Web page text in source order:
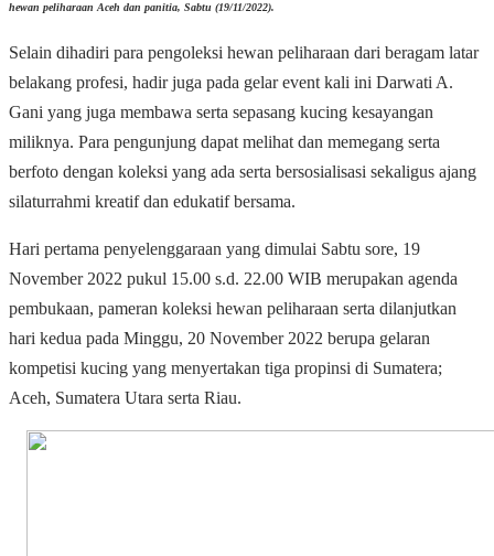
hewan peliharaan Aceh dan panitia, Sabtu (19/11/2022).
Selain dihadiri para pengoleksi hewan peliharaan dari beragam latar
belakang profesi, hadir juga pada gelar event kali ini Darwati A.
Gani yang juga membawa serta sepasang kucing kesayangan
miliknya. Para pengunjung dapat melihat dan memegang serta
berfoto dengan koleksi yang ada serta bersosialisasi sekaligus ajang
silaturrahmi kreatif dan edukatif bersama.
Hari pertama penyelenggaraan yang dimulai Sabtu sore, 19
November 2022 pukul 15.00 s.d. 22.00 WIB merupakan agenda
pembukaan, pameran koleksi hewan peliharaan serta dilanjutkan
hari kedua pada Minggu, 20 November 2022 berupa gelaran
kompetisi kucing yang menyertakan tiga propinsi di Sumatera;
Aceh, Sumatera Utara serta Riau.